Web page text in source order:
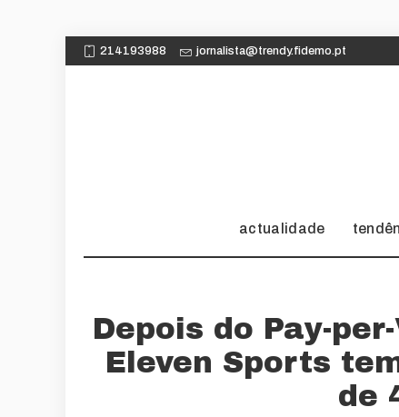
214193988 jornalista@trendy.fidemo.pt
actualidade
Depois do Pay-
Eleven Sports
de